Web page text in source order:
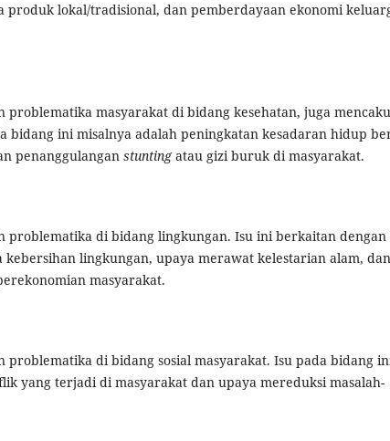
produk lokal/tradisional, dan pemberdayaan ekonomi
masyarakat di bidang kesehatan, juga
bidang ini misalnya adalah peningkatan kesadaran hidup
penanggulangan stuntingatau gizi buruk di masyarakat.
di bidang lingkungan. Isu ini berkaitan dengan
lingkungan, upaya merawat kelestarian alam, dan
masyarakat.
di bidang sosial masyarakat. Isu pada bidang
yang terjadi di masyarakat dan upaya mereduksi masalah-